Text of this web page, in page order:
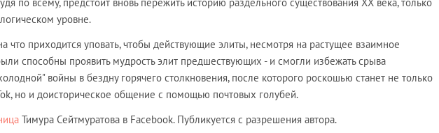
уровне.
что приходится уповать, чтобы действующие элиты, несмотря на растущее взаимное
способны проявить мудрость элит предшествующих - и смогли избежать срыва
войны в бездну горячего столкновения, после которого роскошью станет не только
но и доисторическое общение с помощью почтовых голубей.
Тимура Сейтмуратова в Facebook. Публикуется с разрешения автора.